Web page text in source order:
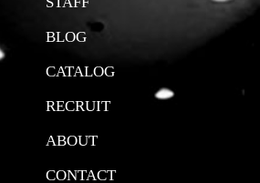
BLOG
CATALOG
RECRUIT
ABOUT
CONTACT